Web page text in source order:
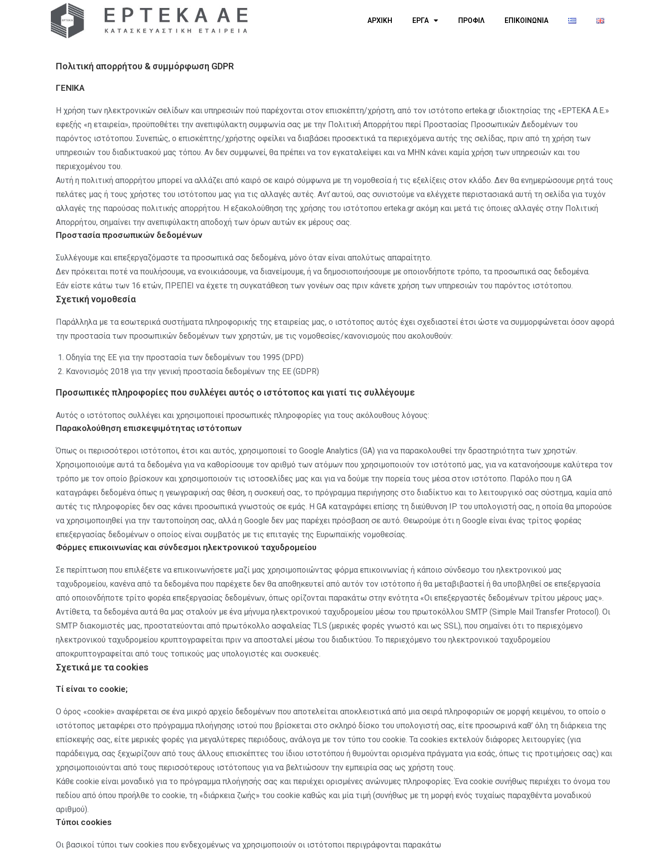
ΑΡΧΙΚΗ ΕΡΓΑ ΠΡΟΦΙΛ ΕΠΙΚΟΙΝΩΝΙΑ
Πολιτική απορρήτου & συμμόρφωση GDPR
ΓΕΝΙΚΑ
Η χρήση των ηλεκτρονικών σελίδων και υπηρεσιών πού παρέχονται στον επισκέπτη/χρήστη, από τον ιστότοπο erteka.gr ιδιοκτησίας της «ΕΡΤΕΚΑ Α.Ε.»
εφεξής «η εταιρεία», προϋποθέτει την ανεπιφύλακτη συμφωνία σας με την Πολιτική Απορρήτου περί Προστασίας Προσωπικών Δεδομένων του
παρόντος ιστότοπου. Συνεπώς, ο επισκέπτης/χρήστης οφείλει να διαβάσει προσεκτικά τα περιεχόμενα αυτής της σελίδας, πριν από τη χρήση των
υπηρεσιών του διαδικτυακού μας τόπου. Αν δεν συμφωνεί, θα πρέπει να τον εγκαταλείψει και να ΜΗΝ κάνει καμία χρήση των υπηρεσιών και του
περιεχομένου του.
Αυτή η πολιτική απορρήτου μπορεί να αλλάζει από καιρό σε καιρό σύμφωνα με τη νομοθεσία ή τις εξελίξεις στον κλάδο. Δεν θα ενημερώσουμε ρητά τους
πελάτες μας ή τους χρήστες του ιστότοπου μας για τις αλλαγές αυτές. Αντ̓ αυτού, σας συνιστούμε να ελέγχετε περιστασιακά αυτή τη σελίδα για τυχόν
αλλαγές της παρούσας πολιτικής απορρήτου. Η εξακολούθηση της χρήσης του ιστότοπου erteka.gr ακόμη και μετά τις όποιες αλλαγές στην Πολιτική
Απορρήτου, σημαίνει την ανεπιφύλακτη αποδοχή των όρων αυτών εκ μέρους σας.
Προστασία προσωπικών δεδομένων
Συλλέγουμε και επεξεργαζόμαστε τα προσωπικά σας δεδομένα, μόνο όταν είναι απολύτως απαραίτητο.
Δεν πρόκειται ποτέ να πουλήσουμε, να ενοικιάσουμε, να διανείμουμε, ή να δημοσιοποιήσουμε με οποιονδήποτε τρόπο, τα προσωπικά σας δεδομένα.
Εάν είστε κάτω των 16 ετών, ΠΡΕΠΕΙ να έχετε τη συγκατάθεση των γονέων σας πριν κάνετε χρήση των υπηρεσιών του παρόντος ιστότοπου.
Σχετική νομοθεσία
Παράλληλα με τα εσωτερικά συστήματα πληροφορικής της εταιρείας μας, ο ιστότοπος αυτός έχει σχεδιαστεί έτσι ώστε να συμμορφώνεται όσον αφορά
την προστασία των προσωπικών δεδομένων των χρηστών, με τις νομοθεσίες/κανονισμούς που ακολουθούν:
Οδηγία της ΕΕ για την προστασία των δεδομένων του 1995 (DPD)
Κανονισμός 2018 για την γενική προστασία δεδομένων της ΕΕ (GDPR)
Προσωπικές πληροφορίες που συλλέγει αυτός ο ιστότοπος και γιατί τις συλλέγουμε
Αυτός ο ιστότοπος συλλέγει και χρησιμοποιεί προσωπικές πληροφορίες για τους ακόλουθους λόγους:
Παρακολούθηση επισκεψιμότητας ιστότοπων
Όπως οι περισσότεροι ιστότοποι, έτσι και αυτός, χρησιμοποιεί το Google Analytics (GA) για να παρακολουθεί την δραστηριότητα των χρηστών.
Χρησιμοποιούμε αυτά τα δεδομένα για να καθορίσουμε τον αριθμό των ατόμων που χρησιμοποιούν τον ιστότοπό μας, για να κατανοήσουμε καλύτερα τον
τρόπο με τον οποίο βρίσκουν και χρησιμοποιούν τις ιστοσελίδες μας και για να δούμε την πορεία τους μέσα στον ιστότοπο. Παρόλο που η GA
καταγράφει δεδομένα όπως η γεωγραφική σας θέση, η συσκευή σας, το πρόγραμμα περιήγησης στο διαδίκτυο και το λειτουργικό σας σύστημα, καμία από
αυτές τις πληροφορίες δεν σας κάνει προσωπικά γνωστούς σε εμάς. Η GA καταγράφει επίσης τη διεύθυνση IP του υπολογιστή σας, η οποία θα μπορούσε
να χρησιμοποιηθεί για την ταυτοποίηση σας, αλλά η Google δεν μας παρέχει πρόσβαση σε αυτό. Θεωρούμε ότι η Google είναι ένας τρίτος φορέας
επεξεργασίας δεδομένων ο οποίος είναι συμβατός με τις επιταγές της Ευρωπαϊκής νομοθεσίας.
Φόρμες επικοινωνίας και σύνδεσμοι ηλεκτρονικού ταχυδρομείου
Σε περίπτωση που επιλέξετε να επικοινωνήσετε μαζί μας χρησιμοποιώντας φόρμα επικοινωνίας ή κάποιο σύνδεσμο του ηλεκτρονικού μας
ταχυδρομείου, κανένα από τα δεδομένα που παρέχετε δεν θα αποθηκευτεί από αυτόν τον ιστότοπο ή θα μεταβιβαστεί ή θα υποβληθεί σε επεξεργασία
από οποιονδήποτε τρίτο φορέα επεξεργασίας δεδομένων, όπως ορίζονται παρακάτω στην ενότητα «Οι επεξεργαστές δεδομένων τρίτου μέρους μας».
Αντίθετα, τα δεδομένα αυτά θα μας σταλούν με ένα μήνυμα ηλεκτρονικού ταχυδρομείου μέσω του πρωτοκόλλου SMTP (Simple Mail Transfer Protocol). Οι
SMTP διακομιστές μας, προστατεύονται από πρωτόκολλο ασφαλείας TLS (μερικές φορές γνωστό και ως SSL), που σημαίνει ότι το περιεχόμενο
ηλεκτρονικού ταχυδρομείου κρυπτογραφείται πριν να αποσταλεί μέσω του διαδικτύου. Το περιεχόμενο του ηλεκτρονικού ταχυδρομείου
αποκρυπτογραφείται από τους τοπικούς μας υπολογιστές και συσκευές.
Σχετικά με τα cookies
Τί είναι το cookie;
Ο όρος «cookie» αναφέρεται σε ένα μικρό αρχείο δεδομένων που αποτελείται αποκλειστικά από μια σειρά πληροφοριών σε μορφή κειμένου, το οποίο ο
ιστότοπος μεταφέρει στο πρόγραμμα πλοήγησης ιστού που βρίσκεται στο σκληρό δίσκο του υπολογιστή σας, είτε προσωρινά καθ’ όλη τη διάρκεια της
επίσκεψής σας, είτε μερικές φορές για μεγαλύτερες περιόδους, ανάλογα με τον τύπο του cookie. Τα cookies εκτελούν διάφορες λειτουργίες (για
παράδειγμα, σας ξεχωρίζουν από τους άλλους επισκέπτες του ίδιου ιστοτόπου ή θυμούνται ορισμένα πράγματα για εσάς, όπως τις προτιμήσεις σας) και
χρησιμοποιούνται από τους περισσότερους ιστότοπους για να βελτιώσουν την εμπειρία σας ως χρήστη τους.
Κάθε cookie είναι μοναδικό για το πρόγραμμα πλοήγησής σας και περιέχει ορισμένες ανώνυμες πληροφορίες. Ένα cookie συνήθως περιέχει το όνομα του
πεδίου από όπου προήλθε το cookie, τη «διάρκεια ζωής» του cookie καθώς και μία τιμή (συνήθως με τη μορφή ενός τυχαίως παραχθέντα μοναδικού
αριθμού).
Τύποι cookies
Οι βασικοί τύποι των cookies που ενδεχομένως να χρησιμοποιούν οι ιστότοποι περιγράφονται παρακάτω